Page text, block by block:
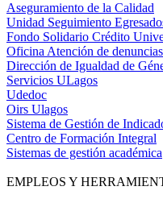
Aseguramiento de la Calidad
Unidad Seguimiento
Fondo Solidario Crédito
Oficina Atención de
Dirección de Igualdad de
Servicios ULagos
Udedoc
Oirs Ulagos
Sistema de Gestión de
Centro de Formación Integral
Sistemas de gestión académica
EMPLEOS Y